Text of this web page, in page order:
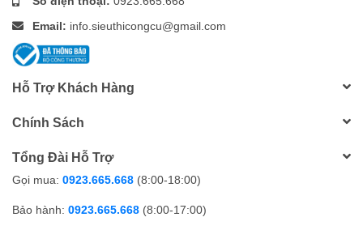
Email: info.sieuthicongcu@gmail.com
Hỗ Trợ Khách Hàng
Chính Sách
Tổng Đài Hỗ Trợ
Gọi mua: 0923.665.668 (8:00-18:00)
Bảo hành: 0923.665.668 (8:00-17:00)